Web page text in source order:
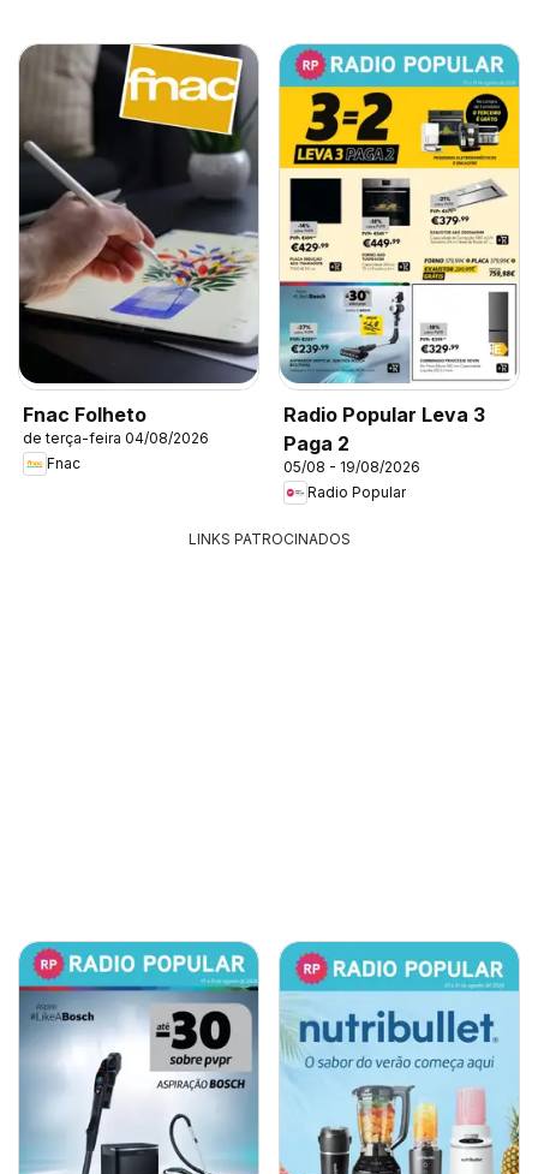
Fnac Folheto
de terça-feira 04/08/2026
Fnac
Radio Popular Leva 3
Paga 2
05/08 - 19/08/2026
Radio Popular
LINKS PATROCINADOS